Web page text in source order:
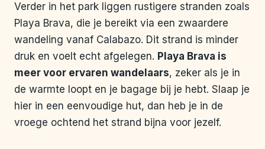
Verder in het park liggen rustigere stranden zoals
Playa Brava, die je bereikt via een zwaardere
wandeling vanaf Calabazo. Dit strand is minder
druk en voelt echt afgelegen. Playa Brava is
meer voor ervaren wandelaars, zeker als je in
de warmte loopt en je bagage bij je hebt. Slaap je
hier in een eenvoudige hut, dan heb je in de
vroege ochtend het strand bijna voor jezelf.